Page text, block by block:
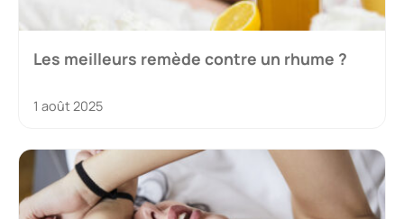
Les meilleurs remède contre un rhume ?
1 août 2025